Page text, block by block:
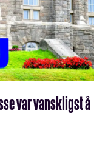
var vanskligst å